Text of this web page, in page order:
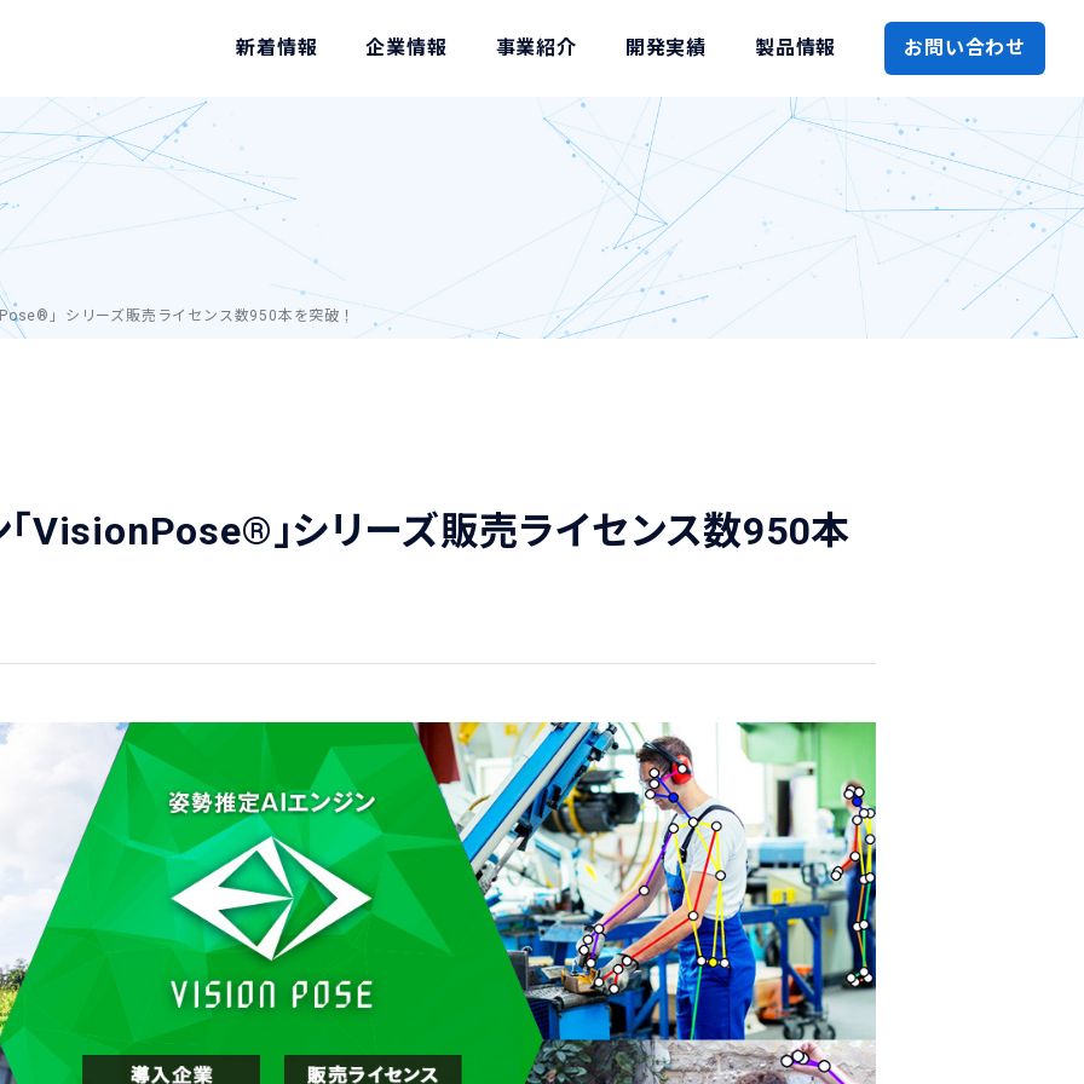
新着情報 企業情報 事業紹介 開発実績 製品情報 お問い合わせ
」シリーズ販売ライセンス数950本を突破！
VisionPose®」シリーズ販売ライセンス数950本